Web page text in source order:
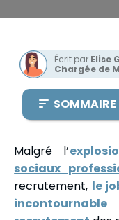
Malgré l’
sociaux
recrutement, le
Écrit par Elise
Chargée de
SOMMAIRE